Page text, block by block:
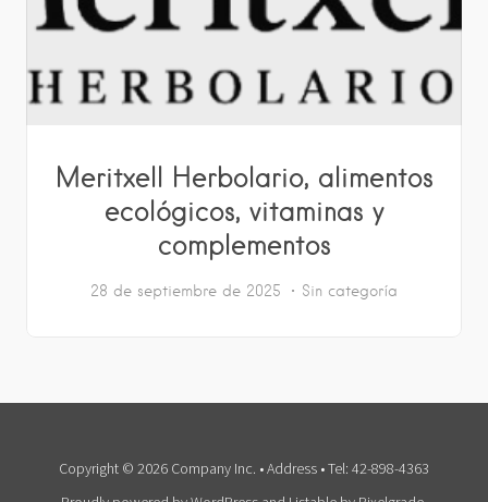
Meritxell Herbolario, alimentos
ecológicos, vitaminas y
complementos
28 de septiembre de 2025 Sin categoría
Copyright © 2026 Company Inc. • Address • Tel: 42-898-4363